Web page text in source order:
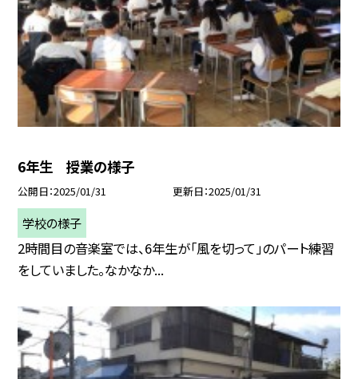
6年生 授業の様子
公開日 2025/01/31 更新日 2025/01/31
学校の様子
2時間目の音楽室では、6年生が「風を切って」のパート練習
をしていました。なかなか...